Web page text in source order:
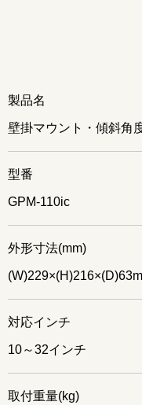
製品名
壁掛マウント・傾斜角
型番
GPM-110ic
外形寸法(mm)
対応インチ
10～32インチ
取付重量(kg)